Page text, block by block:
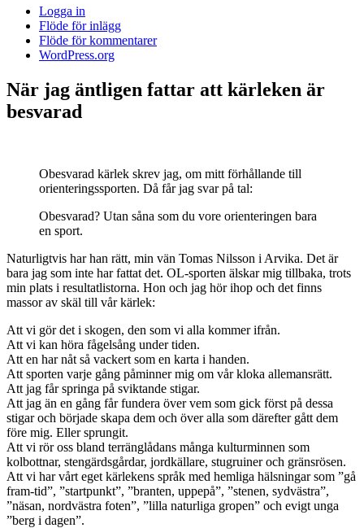
Logga in
Flöde för inlägg
Flöde för kommentarer
WordPress.org
När jag äntligen fattar att kärleken är
besvarad
Obesvarad kärlek skrev jag, om mitt förhållande till
orienteringssporten. Då får jag svar på tal:
Obesvarad? Utan såna som du vore orienteringen bara
en sport.
Naturligtvis har han rätt, min vän Tomas Nilsson i Arvika. Det är
bara jag som inte har fattat det. OL-sporten älskar mig tillbaka, trots
min plats i resultatlistorna. Hon och jag hör ihop och det finns
massor av skäl till vår kärlek:
Att vi gör det i skogen, den som vi alla kommer ifrån.
Att vi kan höra fågelsång under tiden.
Att en har nåt så vackert som en karta i handen.
Att sporten varje gång påminner mig om vår kloka allemansrätt.
Att jag får springa på sviktande stigar.
Att jag än en gång får fundera över vem som gick först på dessa
stigar och började skapa dem och över alla som därefter gått dem
före mig. Eller sprungit.
Att vi rör oss bland terränglådans många kulturminnen som
kolbottnar, stengärdsgårdar, jordkällare, stugruiner och gränsrösen.
Att vi har vårt eget kärlekens språk med hemliga hälsningar som ”gå
fram-tid”, ”startpunkt”, ”branten, uppepå”, ”stenen, sydvästra”,
”näsan, nordvästra foten”, ”lilla naturliga gropen” och evigt unga
”berg i dagen”.